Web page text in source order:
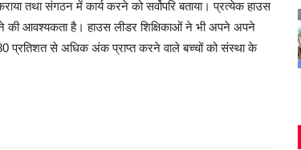
तथा संगठन में कार्य करने को सर्वोपरि बताया। प्रत्येक हाउस
की आवश्यकता है। हाउस लीडर शिक्षिकाओं ने भी अपने अपने
प्रतिशत से अधिक अंक प्राप्त करने वाले बच्चों को संस्था के